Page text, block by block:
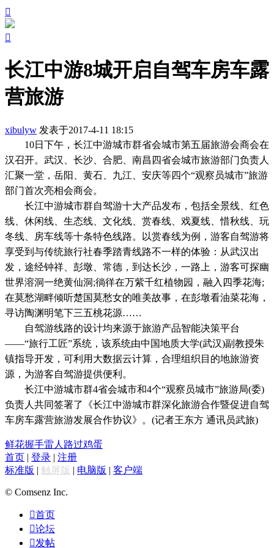


长江中游8城开启自驾车房车露
营旅游
xibulyw 发表于2017-4-11 18:15
10日下午，长江中游城市群省会城市第五届旅游会商会在
汉召开。武汉、长沙、合肥、南昌四省会城市旅游部门负责人
汇聚一堂，岳阳、黄石、九江、安庆等四个“观察员城市”旅游
部门首次亮相会商会。
长江中游城市群自驾游十大产品发布，包括全景线、红色
线、休闲线、生态线、文化线、赏春线、戏夏线、惜秋线、玩
冬线、房车线等十条特色线路。以赏春线为例，游客自驾游将
享受到与传统旅行社春季踏青线路不一样的体验：从武汉出
发，途经钟祥、彭墩、常德，到达长沙，一路上，游客可探幽
世界溶洞一绝黄仙洞;徜徉在万紫千红植物园，融入四季花海;
在莫愁湖畔倾听楚国莫愁女的唯美故事，在彭墩看油菜花海，
寻访陶渊明笔下三五桃花源……
自驾游线路的设计均来源于旅游产品智能决策平台
——“旅行工匠”系统，该系统由中国地质大学(武汉)副教授朱
镇指导开发，可利用大数据云计算，合理组织目的地旅游资
源，为游客自驾游提供便利。
长江中游城市群4省会城市和4个“观察员城市”旅游局(委)
负责人共同签署了《长江中游城市群深化旅游合作暨促进自驾
车房车露营旅游发展合作协议》。(记者王东方 通讯员武旅)
鲜花握手雷人 路过鸡蛋
首页 | 登录 | 注册
标准版 | 触屏版 | 电脑版 | 客户端
© Comsenz Inc.
首页
论坛
发帖